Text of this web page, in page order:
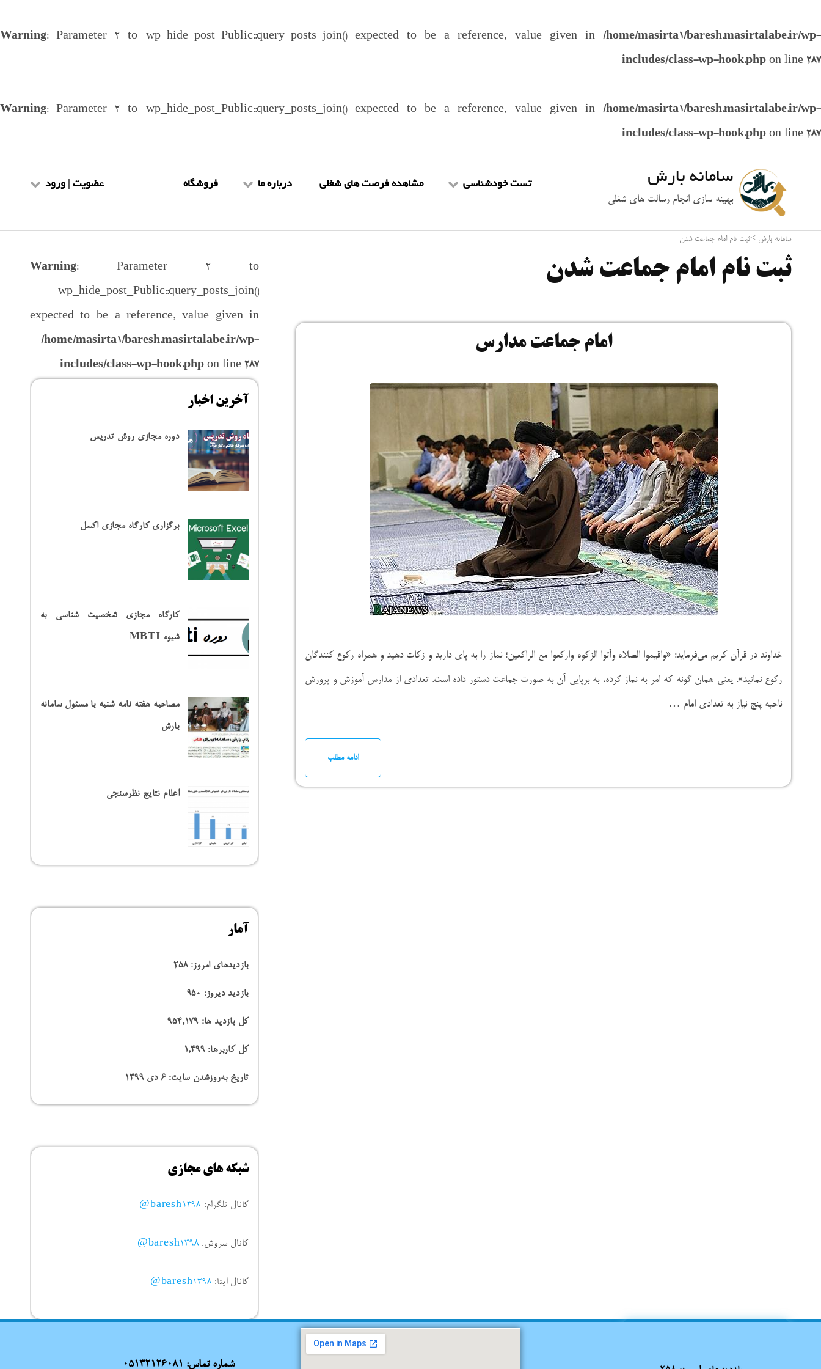
Warning: Parameter 2 to wp_hide_post_Public::query_posts_join() expected to be a reference, value given in /home/masirta1/baresh.masirtalabe.ir/wp-
includes/class-wp-hook.php on line 287
Warning: Parameter 2 to wp_hide_post_Public::query_posts_join() expected to be a reference, value given in /home/masirta1/baresh.masirtalabe.ir/wp-
includes/class-wp-hook.php on line 287
سامانه بارش
بهینه سازی انجام رسالت های شغلی
تست خودشناسی
تست mbti
مشاهده فرصت های شغلی درباره ما
شرایط و ضوابط
ارتباط با ما
فروشگاه عضویت | ورود
عضویت طلاب
سامانه بارش >ثبت نام امام جماعت شدن
ثبت نام امام جماعت شدن
امام جماعت مدارس
خداوند در قرآن کریم‌ می‌‌فرماید: «واقیموا الصلاه وآتوا الزکوه وارکعوا مع الراکعین؛ نماز را به پای دارید و زکات دهید و همراه رکوع کنندگان
رکوع نمائید». یعنی همان گونه که امر به نماز کرده، به برپایى آن به صورت جماعت دستور داده است.‌‌ تعدادی از مدارس آموزش و پرورش
ناحیه پنج نیاز به تعدادی امام …
ادامه مطلب
Warning: Parameter 2 to
wp_hide_post_Public::query_posts_join()
expected to be a reference, value given in
/home/masirta1/baresh.masirtalabe.ir/wp-
includes/class-wp-hook.php on line287
آخرین اخبار
دوره مجازی روش تدریس
برگزاری کارگاه مجازی اکسل
کارگاه مجازی شخصیت شناسی به
شیوه MBTI
مصاحبه هفته نامه شنبه با مسئول سامانه
بارش
اعلام نتایج نظرسنجی
آمار
بازدیدهای امروز:258
بازدید دیروز: 950
کل بازدید ها: 954,179
کل کاربرها:1,499
تاریخ به‌روزشدن سایت:۶ دی ۱۳۹۹
شبکه های مجازی
کانال تلگرام: baresh1398@
کانال سروش: baresh1398@
کانال ایتا: baresh1398@
شماره تماس: 05132126081